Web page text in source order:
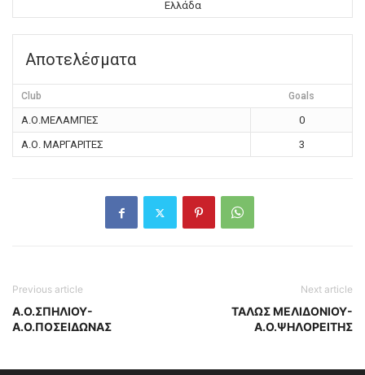
Ελλάδα
Αποτελέσματα
Club Goals
Α.Ο.ΜΕΛΑΜΠΕΣ
0
Α.Ο. ΜΑΡΓΑΡΙΤΕΣ
3
Previous article
Α.Ο.ΣΠΗΛΙΟΥ-
Α.Ο.ΠΟΣΕΙΔΩΝΑΣ
Next article
ΤΑΛΩΣ ΜΕΛΙΔΟΝΙΟΥ-
Α.Ο.ΨΗΛΟΡΕΙΤΗΣ